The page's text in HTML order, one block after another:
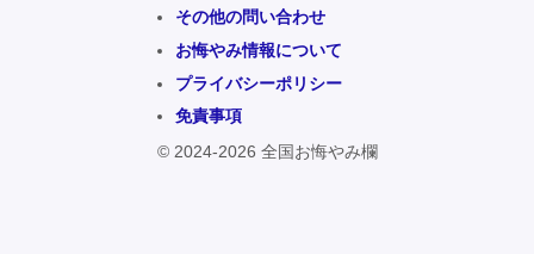
その他の問い合わせ
お悔やみ情報について
プライバシーポリシー
免責事項
© 2024-2026 全国お悔やみ欄